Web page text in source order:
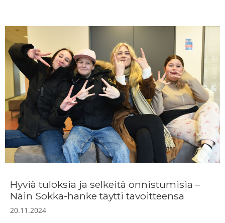
Hyviä tuloksia ja selkeitä onnistumisia –
Näin Sokka-hanke täytti tavoitteensa
20.11.2024